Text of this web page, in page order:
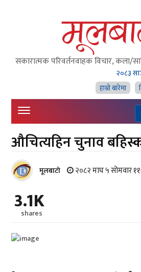
सकारात्मक परिवर्तनवाहक विचार, कला/
२०८३
हाम्राे बारेमा
औचित्यहिन चुनाव
मूलबाटाे २०८२ माघ ५ सोमवार
3.1K
shares